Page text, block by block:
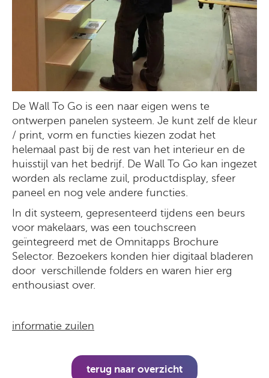
De Wall To Go is een naar eigen wens te
ontwerpen panelen systeem. Je kunt zelf de kleur
/ print, vorm en functies kiezen zodat het
helemaal past bij de rest van het interieur en de
huisstijl van het bedrijf. De Wall To Go kan ingezet
worden als reclame zuil, productdisplay, sfeer
paneel en nog vele andere functies.
In dit systeem, gepresenteerd tijdens een beurs
voor makelaars, was een touchscreen
geïntegreerd met de Omnitapps Brochure
Selector. Bezoekers konden hier digitaal bladeren
door verschillende folders en waren hier erg
enthousiast over.
informatie zuilen
terug naar overzicht